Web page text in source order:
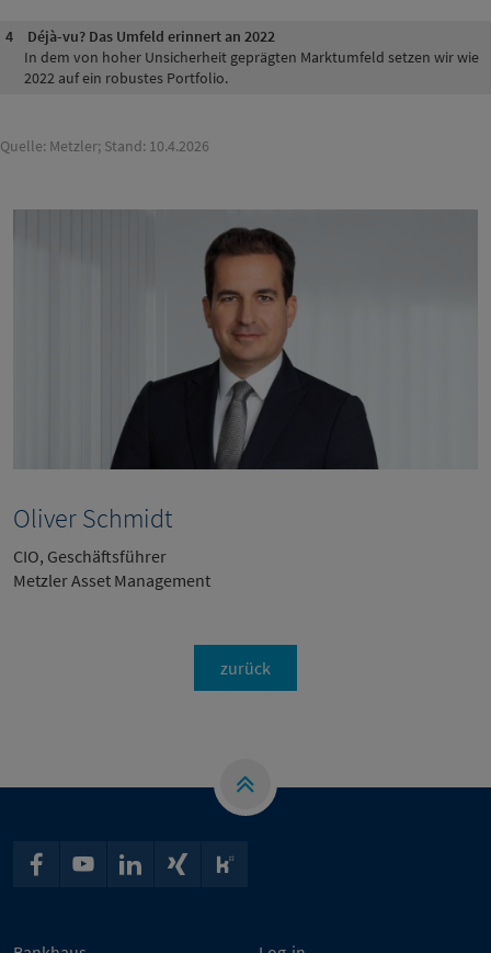
4
Déjà-vu? Das Umfeld erinnert an 2022
In dem von hoher Unsicherheit geprägten Marktumfeld setzen wir wie
2022 auf ein robustes Portfolio.
Quelle: Metzler; Stand: 10.4.2026
Oliver Schmidt
CIO, Geschäftsführer
Metzler Asset Management
zurück